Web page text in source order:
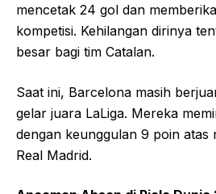
mencetak 24 gol dan
kompetisi. Kehilangan dirinya
besar bagi tim Catalan.
Saat ini, Barcelona masih
gelar juara LaLiga. Mereka
dengan keunggulan 9 poin atas
Real Madrid.